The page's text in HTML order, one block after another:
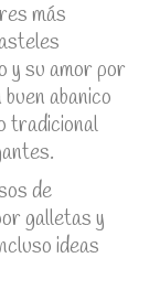
más
y su amor por
abanico
tradicional
de
galletas y
ideas